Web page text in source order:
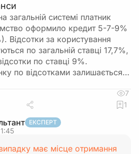
системі платник
оформило кредит 5-7-9%
Відсотки за користування
по загальній ставці 17,7%,
по ставці 9%.
по відсотками залишається…
7
1
ЕКСПЕРТ
має місце отримання